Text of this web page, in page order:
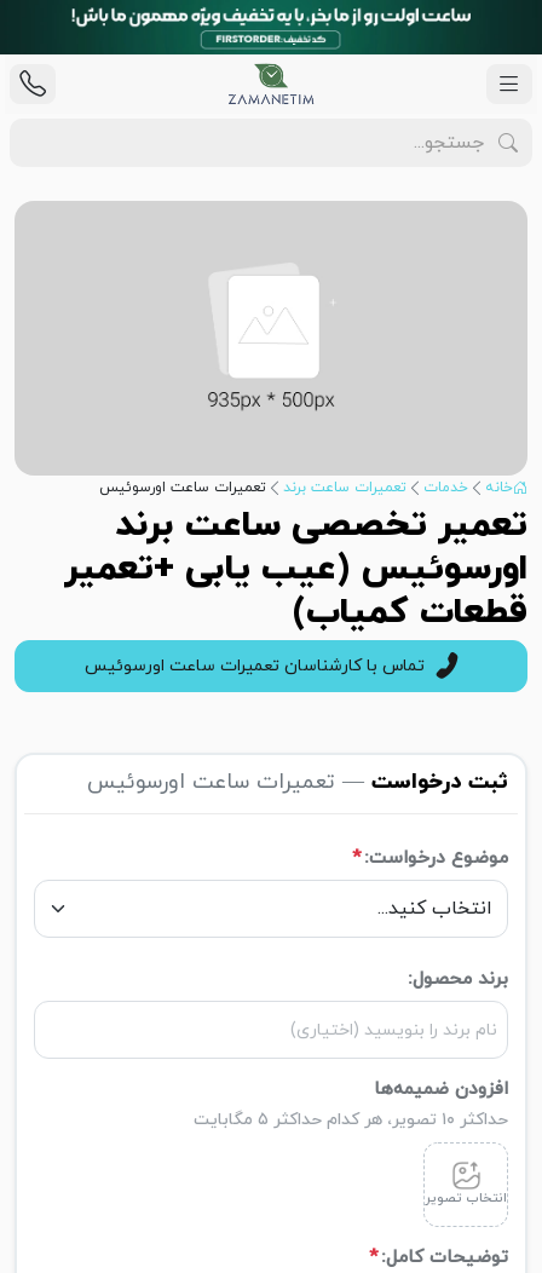
خانه خدمات تعمیرات ساعت برند تعمیرات ساعت اورسوئیس
تعمیر تخصصی ساعت برند
اورسوئیس (عیب یابی +تعمیر
قطعات کمیاب)
تماس با کارشناسان تعمیرات ساعت اورسوئیس
ثبت درخواست — تعمیرات ساعت اورسوئیس
موضوع درخواست:*
برند محصول:
افزودن ضمیمه‌ها
حداکثر ۱۰ تصویر، هر کدام حداکثر ۵ مگابایت
انتخاب تصویر
توضیحات کامل:*